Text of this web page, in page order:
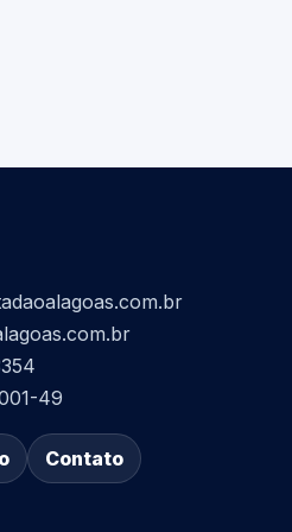
49
Contato